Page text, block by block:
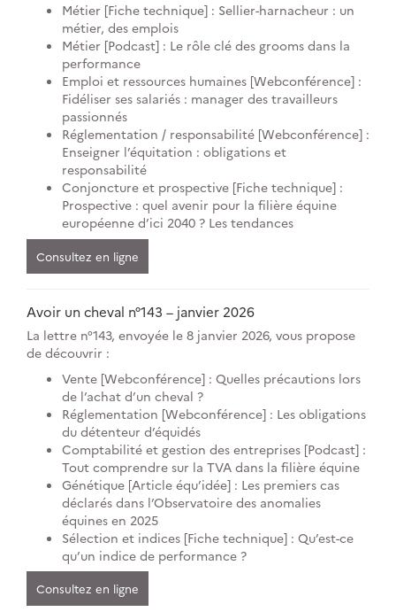
Métier [Fiche technique] : Sellier-harnacheur : un
métier, des emplois
Métier [Podcast] : Le rôle clé des grooms dans la
performance
Emploi et ressources humaines [Webconférence] :
Fidéliser ses salariés : manager des travailleurs
passionnés
Réglementation / responsabilité [Webconférence] :
Enseigner l’équitation : obligations et
responsabilité
Conjoncture et prospective [Fiche technique] :
Prospective : quel avenir pour la filière équine
européenne d’ici 2040 ? Les tendances
Consultez en ligne
Avoir un cheval n°143 – janvier 2026
La lettre n°143, envoyée le 8 janvier 2026, vous propose
de découvrir :
Vente [Webconférence] : Quelles précautions lors
de l’achat d’un cheval ?
Réglementation [Webconférence] : Les obligations
du détenteur d’équidés
Comptabilité et gestion des entreprises [Podcast] :
Tout comprendre sur la TVA dans la filière équine
Génétique [Article équ’idée] : Les premiers cas
déclarés dans l’Observatoire des anomalies
équines en 2025
Sélection et indices [Fiche technique] : Qu’est-ce
qu’un indice de performance ?
Consultez en ligne